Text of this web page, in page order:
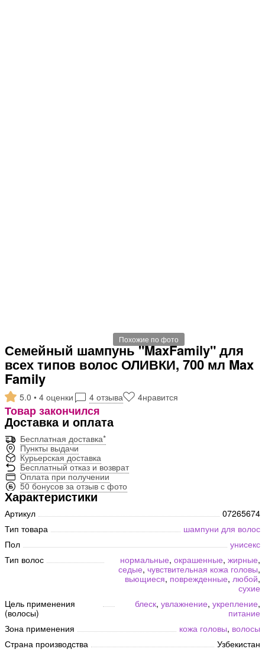
Похожие по фото
Семейный шампунь "MaxFamily" для
всех типов волос ОЛИВКИ, 700 мл Max
Family
5.0 • 4 оценки 4 отзыва 4нравится
Товар закончился
Доставка и оплата
Бесплатная доставка*
Пункты выдачи
Курьерская доставка
Бесплатный отказ и возврат
Оплата при получении
50 бонусов за отзыв с фото
Характеристики
Артикул
07265674
Тип товара
шампуни для волос
Пол
унисекс
Тип волос
нормальные, окрашенные, жирные,
седые, чувствительная кожа головы,
вьющиеся, поврежденные, любой,
сухие
Цель применения
(волосы)
блеск, увлажнение, укрепление,
питание
Зона применения
кожа головы, волосы
Страна производства
Узбекистан